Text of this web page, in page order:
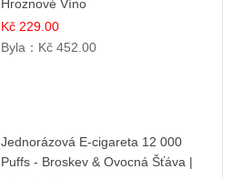
Hroznové Víno
Kč 229.00
Byla： Kč 452.00
Jednorázová E-cigareta 12 000
Puffs - Broskev & Ovocná Šťáva |